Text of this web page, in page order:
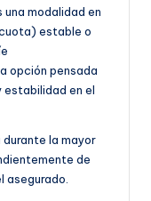
modalidad en
estable o
opción pensada
estabilidad en el
durante la mayor
de
asegurado.